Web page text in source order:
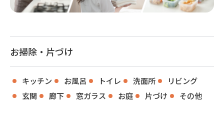
お掃除・片づけ
キッチン お風呂 トイレ 洗面所
リビング
玄関
廊下 窓ガラス お庭 片づけ その他